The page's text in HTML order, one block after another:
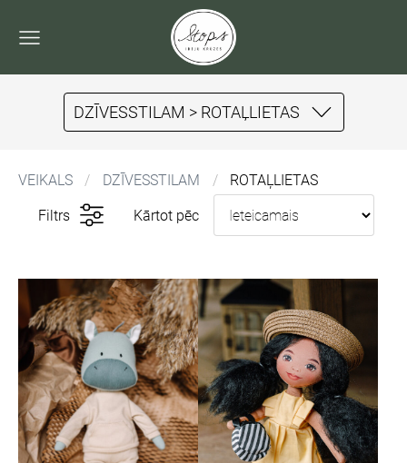
DZĪVESSTILAM > ROTAĻLIETAS
VEIKALS DZĪVESSTILAM ROTAĻLIETAS
Filtrs Kārtot pēc